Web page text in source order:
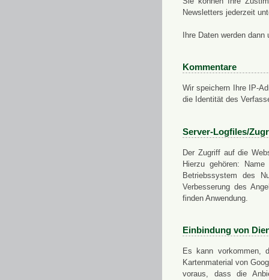
Newsletters jederzeit
Ihre Daten werden
Kommentare
Wir speichern Ihre IP-
die Identität des
Server-Logfiles/
Der Zugriff auf die
Hierzu gehören:
Betriebssystem des
Verbesserung des
finden Anwendung.
Einbindung von
Es kann vorkommen,
Kartenmaterial von
voraus, dass die